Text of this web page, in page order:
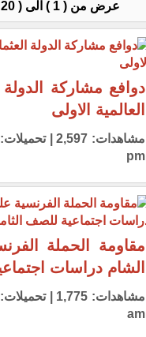
عرض من ( 1 ) الى ( 20 ) من أصل ( 59 ) سجل
دوافع مشاركة
العالمية الاولى
pm
مقاومة الحملة
الشام دراسات
am